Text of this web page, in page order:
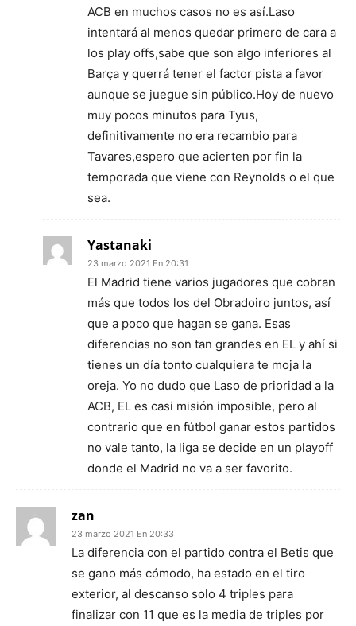
ACB en muchos casos no es así.Laso
intentará al menos quedar primero de cara a
los play offs,sabe que son algo inferiores al
Barça y querrá tener el factor pista a favor
aunque se juegue sin público.Hoy de nuevo
muy pocos minutos para Tyus,
definitivamente no era recambio para
Tavares,espero que acierten por fin la
temporada que viene con Reynolds o el que
sea.
Yastanaki
23 marzo 2021 En 20:31
El Madrid tiene varios jugadores que cobran
más que todos los del Obradoiro juntos, así
que a poco que hagan se gana. Esas
diferencias no son tan grandes en EL y ahí si
tienes un día tonto cualquiera te moja la
oreja. Yo no dudo que Laso de prioridad a la
ACB, EL es casi misión imposible, pero al
contrario que en fútbol ganar estos partidos
no vale tanto, la liga se decide en un playoff
donde el Madrid no va a ser favorito.
zan
23 marzo 2021 En 20:33
La diferencia con el partido contra el Betis que
se gano más cómodo, ha estado en el tiro
exterior, al descanso solo 4 triples para
finalizar con 11 que es la media de triples por